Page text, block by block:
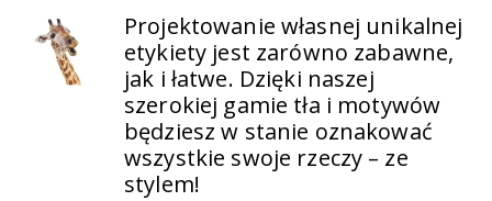
Projektowanie własnej unikalnej
etykiety jest zarówno zabawne,
jak i łatwe. Dzięki naszej
szerokiej gamie tła i motywów
będziesz w stanie oznakować
wszystkie swoje rzeczy – ze
stylem!